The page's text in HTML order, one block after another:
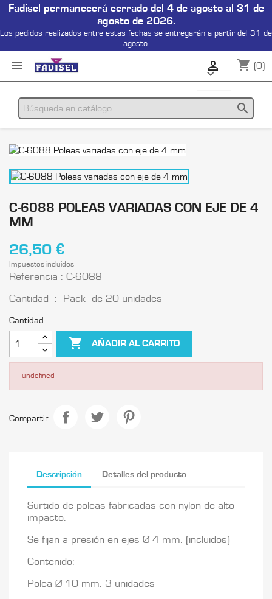
Fadisel permanecerá cerrado del 4 de agosto al 31 de
agosto de 2026.
Los pedidos realizados entre estas fechas se entregarán a partir del 31 de
agosto.

 shopping_cart (0)

search
C-6088 POLEAS VARIADAS CON EJE DE 4
MM
26,50 €
Impuestos incluidos
Referencia : C-6088
Cantidad : Pack de 20 unidades
Cantidad
 AÑADIR AL CARRITO
undefined
Compartir
Descripción Detalles del producto
Surtido de poleas fabricadas con nylon de alto
impacto.
Se fijan a presión en ejes Ø 4 mm. (incluidos)
Contenido:
Polea Ø 10 mm. 3 unidades